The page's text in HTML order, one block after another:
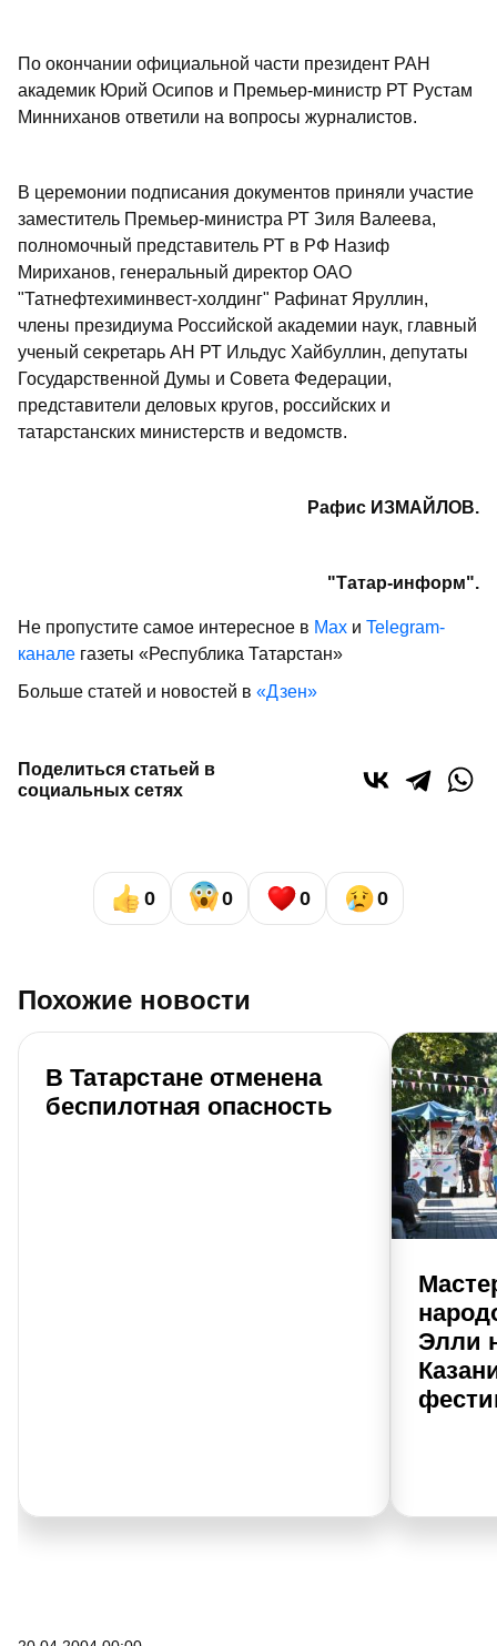
По окончании официальной части президент РАН
академик Юрий Осипов и Премьер-министр РТ Рустам
Минниханов ответили на вопросы журналистов.
В церемонии подписания документов приняли участие
заместитель Премьер-министра РТ Зиля Валеева,
полномочный представитель РТ в РФ Назиф
Мириханов, генеральный директор ОАО
"Татнефтехиминвест-холдинг" Рафинат Яруллин,
члены президиума Российской академии наук, главный
ученый секретарь АН РТ Ильдус Хайбуллин, депутаты
Государственной Думы и Совета Федерации,
представители деловых кругов, российских и
татарстанских министерств и ведомств.
Рафис ИЗМАЙЛОВ.
"Татар-информ".
Не пропустите самое интересное в Max и Telegram-
канале газеты «Республика Татарстан»
Больше статей и новостей в «Дзен»
Поделиться статьей в
социальных сетях
0 0 0 0
Похожие новости
В Татарстане отменена
беспилотная опасность
Элли